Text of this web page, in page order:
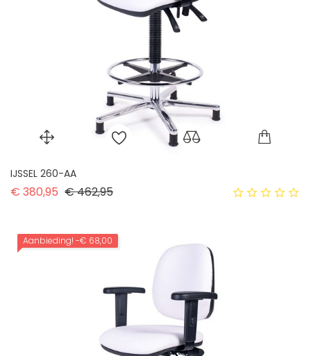
IJSSEL 260-AA
€ 380,95 Normale prijs
€ 462,95Prijs
Aanbieding! -€ 68,00